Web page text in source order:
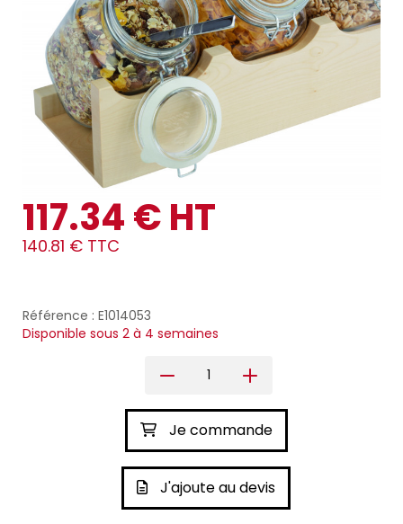
117.34 € HT
140.81 € TTC
Référence : E1014053
Disponible sous 2 à 4 semaines
Je commande
J'ajoute au devis